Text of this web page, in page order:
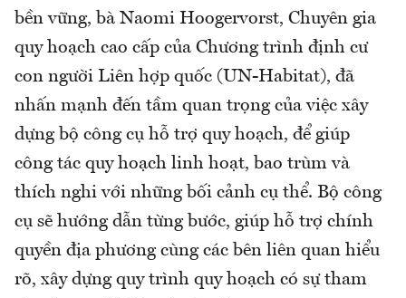
bền vững, bà Naomi Hoogervorst, Chuyên gia
quy hoạch cao cấp của Chương trình định cư
con người Liên hợp quốc (UN-Habitat), đã
nhấn mạnh đến tầm quan trọng của việc xây
dựng bộ công cụ hỗ trợ quy hoạch, để giúp
công tác quy hoạch linh hoạt, bao trùm và
thích nghi với những bối cảnh cụ thể. Bộ công
cụ sẽ hướng dẫn từng bước, giúp hỗ trợ chính
quyền địa phương cùng các bên liên quan hiểu
rõ, xây dựng quy trình quy hoạch có sự tham